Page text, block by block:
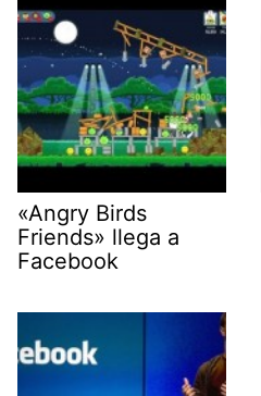
«Angry Birds
Friends» llega a
Facebook